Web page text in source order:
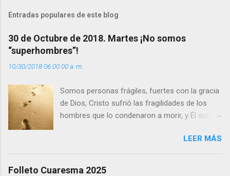
t
r
i
o
s
Entradas populares de este blog
30 de Octubre de 2018. Martes ¡No somos
“superhombres”!
10/30/2018 06:00:00 a. m.
Somos personas frágiles, fuertes con la gracia
de Dios, Cristo sufrió las fragilidades de los
hombres que lo condenaron a morir, y Él sufrió
enseña Jesucristo? Que, si seguimos sus
huellas, sin ser superhombres, podemos
LEER MÁS
Folleto Cuaresma 2025